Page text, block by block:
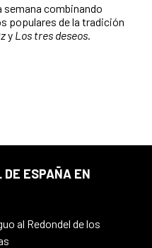
semana combinando
populares de la tradición
y Los tres deseos
DE ESPAÑA EN
al Redondel de los